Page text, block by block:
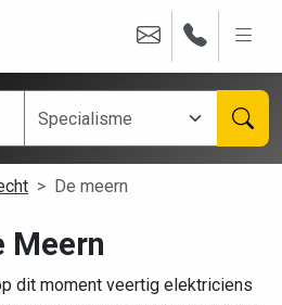
De meern
Meern
dit moment veertig elektriciens